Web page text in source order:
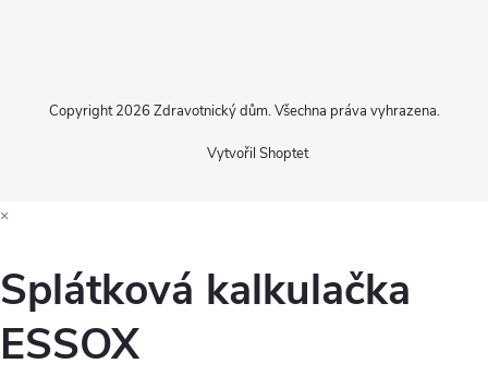
Vytvořil Shoptet
Copyright 2026 Zdravotnický dům. Všechna práva vyhrazena.
×
Splátková kalkulačka
ESSOX